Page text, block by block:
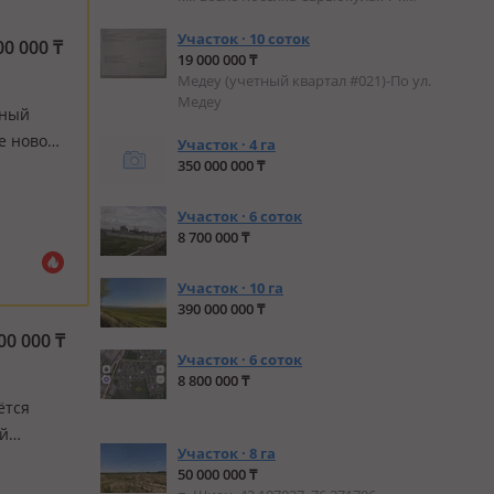
000₸
новой
000₸
Участок · 10 соток
19 000 000 ₸
Медеу (учетный квартал #021)-По ул.
Медеу
Участок · 4 га
350 000 000 ₸
Участок · 6 соток
8 700 000 ₸
Участок · 10 га
390 000 000 ₸
Участок · 6 соток
8 800 000 ₸
Участок · 8 га
50 000 000 ₸